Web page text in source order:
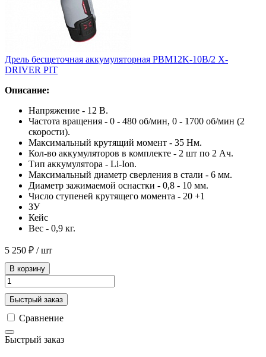
Дрель бесщеточная аккумуляторная PBM12K-10B/2 X-
DRIVER PIT
Описание:
Напряжение - 12 В.
Частота вращения - 0 - 480 об/мин, 0 - 1700 об/мин (2
скорости).
Максимальный крутящий момент - 35 Нм.
Кол-во аккумуляторов в комплекте - 2 шт по 2 Ач.
Тип аккумулятора - Li-Ion.
Максимальный диаметр сверления в стали - 6 мм.
Диаметр зажимаемой оснастки - 0,8 - 10 мм.
Число ступеней крутящего момента - 20 +1
ЗУ
Кейс
Вес - 0,9 кг.
5 250 ₽ / шт
В корзину
Быстрый заказ
Сравнение
Быстрый заказ